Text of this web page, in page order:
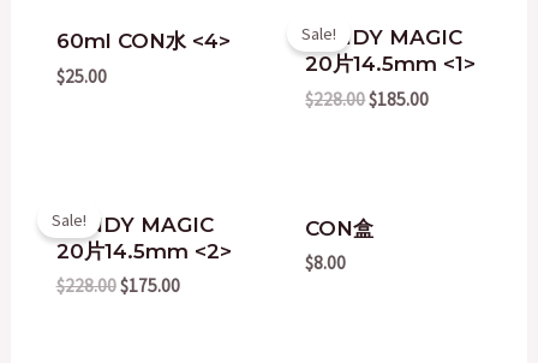
60ml CON水 <4>
$25.00
Sale!
CANDY MAGIC
20片14.5mm <1>
$228.00
price
was:
$228.00.
$185.00
price
is:
Sale!
CANDY MAGIC
20片14.5mm <2>
$228.00
price
was:
$228.00.
$175.00
price
is:
$175.00.
CON盒
$8.00